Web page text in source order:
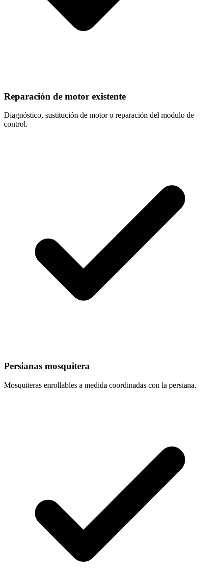
Reparación de motor existente
Diagnóstico, sustitución de motor o reparación del modulo de
control.
Persianas mosquitera
Mosquiteras enrollables a medida coordinadas con la persiana.